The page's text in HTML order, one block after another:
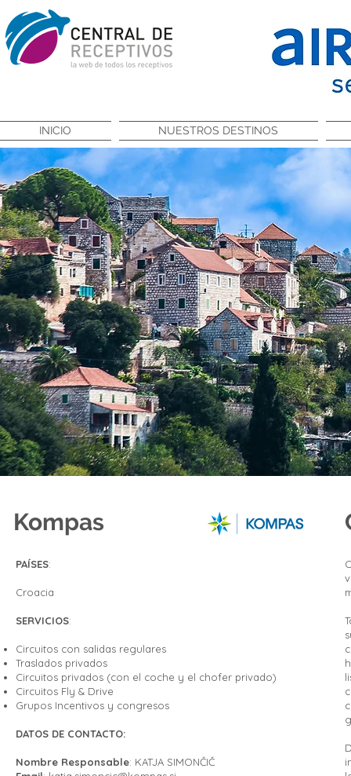
INICIO NUESTROS DESTINOS
Kompas
PAÍSES:
Croacia
SERVICIOS:
Circuitos con salidas regulares
Traslados privados
Circuitos privados (con el coche y el chofer privado)
Circuitos Fly & Drive
Grupos Incentivos y congresos
DATOS DE CONTACTO:
Nombre Responsable: KATJA SIMONČIČ